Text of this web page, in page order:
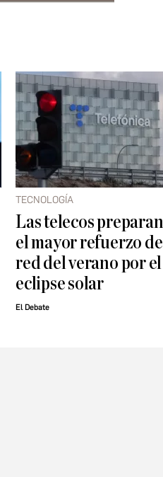
TECNOLOGÍA
Las telecos preparan
el mayor refuerzo de
red del verano por el
eclipse solar
El Debate